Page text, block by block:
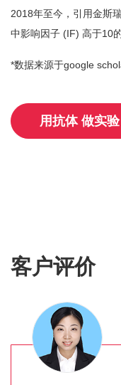
2018年至今，引用金斯
中影响因子 (IF) 高于10
*数据来源于google
用抗体 做实
客户评价